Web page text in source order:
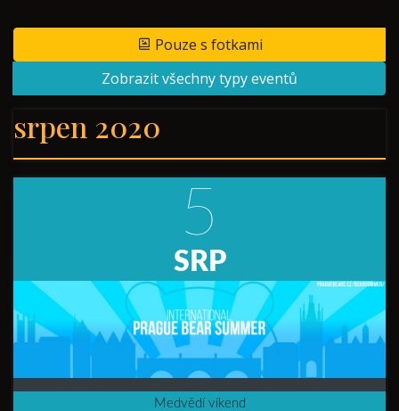
Pouze s fotkami
Zobrazit všechny typy eventů
srpen 2020
5
SRP
Medvědí víkend